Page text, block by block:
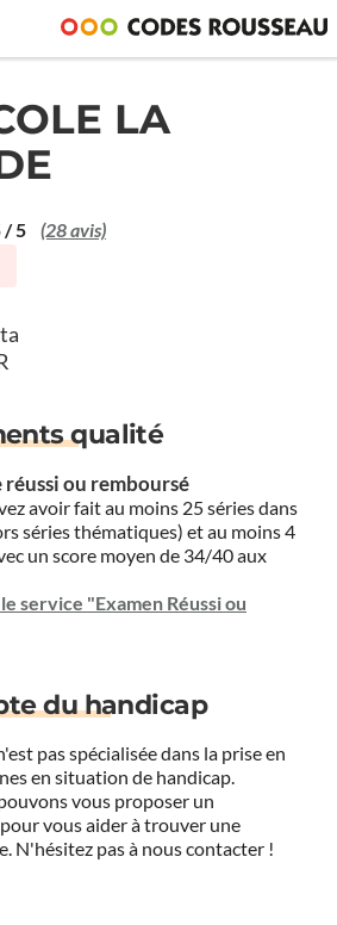
LA
/ 5 (28 avis)
qualité
réussi ou remboursé
avoir fait au moins 25 séries dans
séries thématiques) et au moins 4
un score moyen de 34/40 aux
service "Examen Réussi ou
du handicap
pas spécialisée dans la prise en
en situation de handicap.
vous proposer un
vous aider à trouver une
N'hésitez pas à nous contacter !